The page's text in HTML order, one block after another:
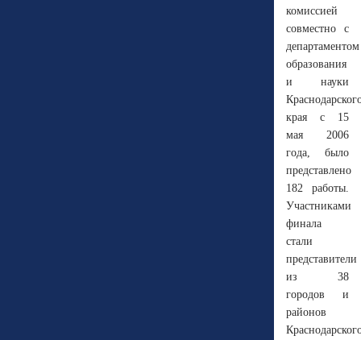
комиссией
совместно с
департаментом
образования
и науки
края с 15
мая 2006
года, было
представлено
182 работы.
Участниками
финала
стали
представители
из 38
городов и
районов